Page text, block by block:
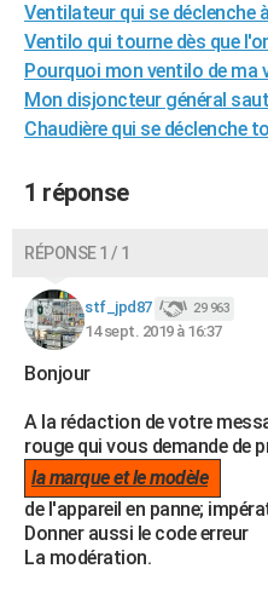
Carte de Noël
Carte Bonne année
Carte Saint-Valentin
Carte Pâques
Carte d'anniversaire
DICTIONNAIRE
Dictionnaire
Biographies
Citations
Expressions
Proverbes
PROGRAMME TV
COPAINS D'AVANT
Bricolage
Lifestyle
Culture
Sport
Auto
Television
Voyage
Cinema
Ventilateur qui se déclenche
Ventilo qui tourne dès que
Pourquoi mon ventilo de ma
Mon disjoncteur général
Chaudière qui se déclenche
1 réponse
RÉPONSE 1 / 1
stf_jpd87 29 963
14 sept. 2019 à 16:37
Bonjour
A la rédaction de votre
rouge qui vous demande de
la marque et le modèle
de l'appareil en panne;
Donner aussi le code erreur
La modération.